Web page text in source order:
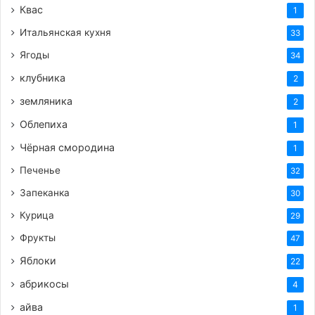
«Цезарь». Аккуратно перемешайте, чтобы
Разложите салат по порционным тарелкам.
Сверху посыпьте оставшимся тертым
пармезаном и выложите ароматные гренки.
Свежесть ингредиентов:
свежие и качественные продукты. Это залог
Для соуса важно,
Это поможет ему лучше эмульгироваться с
Квас 1
Итальянская кухня 33
Ягоды 34
клубника 2
земляника 2
Облепиха 1
Чёрная смородина 1
Печенье 32
Запеканка 30
Курица 29
Фрукты 47
Яблоки 22
абрикосы 4
айва 1